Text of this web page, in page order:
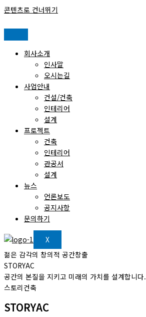
콘텐츠로 건너뛰기
회사소개
인사말
오시는길
사업안내
건설/건축
인테리어
설계
프로젝트
건축
인테리어
관공서
설계
뉴스
언론보도
공지사항
문의하기
X
젊은 감각의 창의적 공간창출
STORYAC
공간의 본질을 지키고 미래의 가치를 설계합니다.
스토리건축
STORYAC